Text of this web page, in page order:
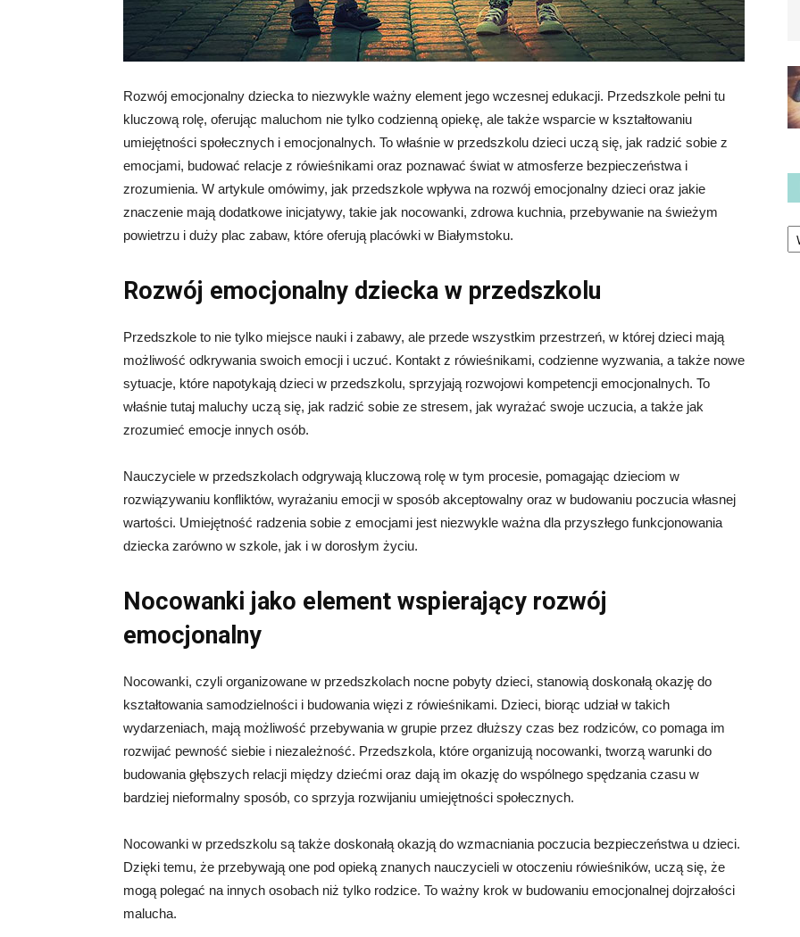
Rozwój emocjonalny dziecka to niezwykle ważny element jego wczesnej edukacji. Przedszkole pełni tu
kluczową rolę, oferując maluchom nie tylko codzienną opiekę, ale także wsparcie w kształtowaniu
umiejętności społecznych i emocjonalnych. To właśnie w przedszkolu dzieci uczą się, jak radzić sobie z
emocjami, budować relacje z rówieśnikami oraz poznawać świat w atmosferze bezpieczeństwa i
zrozumienia. W artykule omówimy, jak przedszkole wpływa na rozwój emocjonalny dzieci oraz jakie
znaczenie mają dodatkowe inicjatywy, takie jak nocowanki, zdrowa kuchnia, przebywanie na świeżym
powietrzu i duży plac zabaw, które oferują placówki w Białymstoku.
Rozwój emocjonalny dziecka w przedszkolu
Przedszkole to nie tylko miejsce nauki i zabawy, ale przede wszystkim przestrzeń, w której dzieci mają
możliwość odkrywania swoich emocji i uczuć. Kontakt z rówieśnikami, codzienne wyzwania, a także nowe
sytuacje, które napotykają dzieci w przedszkolu, sprzyjają rozwojowi kompetencji emocjonalnych. To
właśnie tutaj maluchy uczą się, jak radzić sobie ze stresem, jak wyrażać swoje uczucia, a także jak
zrozumieć emocje innych osób.
Nauczyciele w przedszkolach odgrywają kluczową rolę w tym procesie, pomagając dzieciom w
rozwiązywaniu konfliktów, wyrażaniu emocji w sposób akceptowalny oraz w budowaniu poczucia własnej
wartości. Umiejętność radzenia sobie z emocjami jest niezwykle ważna dla przyszłego funkcjonowania
dziecka zarówno w szkole, jak i w dorosłym życiu.
Nocowanki jako element wspierający rozwój
emocjonalny
Nocowanki, czyli organizowane w przedszkolach nocne pobyty dzieci, stanowią doskonałą okazję do
kształtowania samodzielności i budowania więzi z rówieśnikami. Dzieci, biorąc udział w takich
wydarzeniach, mają możliwość przebywania w grupie przez dłuższy czas bez rodziców, co pomaga im
rozwijać pewność siebie i niezależność. Przedszkola, które organizują nocowanki, tworzą warunki do
budowania głębszych relacji między dziećmi oraz dają im okazję do wspólnego spędzania czasu w
bardziej nieformalny sposób, co sprzyja rozwijaniu umiejętności społecznych.
Nocowanki w przedszkolu są także doskonałą okazją do wzmacniania poczucia bezpieczeństwa u dzieci.
Dzięki temu, że przebywają one pod opieką znanych nauczycieli w otoczeniu rówieśników, uczą się, że
mogą polegać na innych osobach niż tylko rodzice. To ważny krok w budowaniu emocjonalnej dojrzałości
malucha.